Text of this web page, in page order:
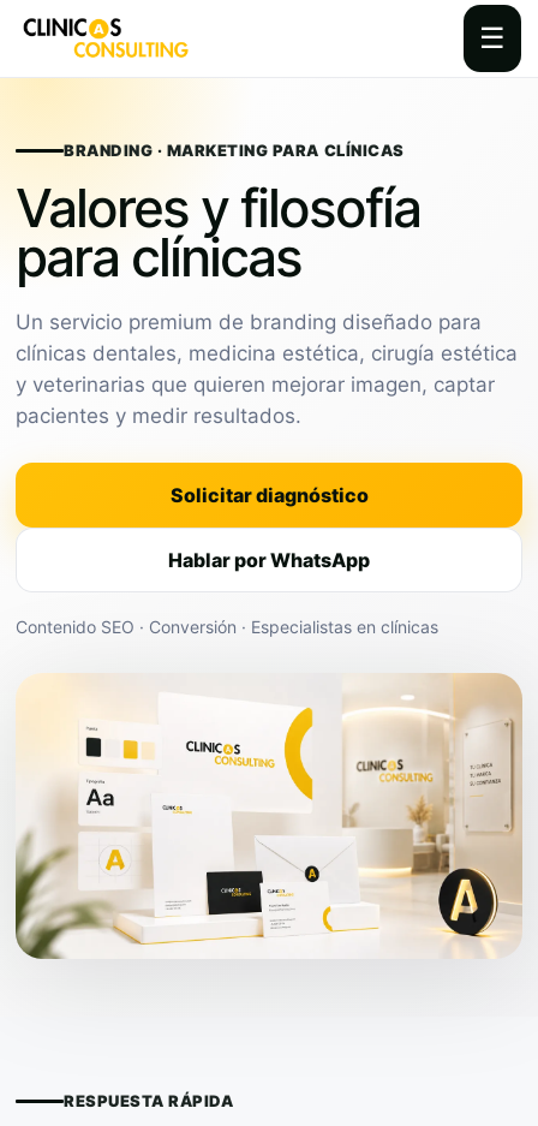
☰
contentBRANDING · MARKETING PARA CLÍNICAS
Valores y filosofía
para clínicas
Un servicio premium de branding diseñado para
clínicas dentales, medicina estética, cirugía estética
y veterinarias que quieren mejorar imagen, captar
pacientes y medir resultados.
Solicitar diagnóstico
Hablar por WhatsApp
Contenido SEO · Conversión · Especialistas en clínicas
RESPUESTA RÁPIDA